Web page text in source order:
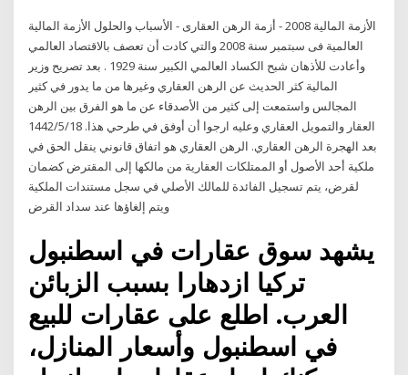
الأزمة المالية 2008 - أزمة الرهن العقارى - الأسباب والحلول الأزمة المالية
العالمية فى سبتمبر سنة 2008 والتي كادت أن تعصف بالاقتصاد العالمي
وأعادت للأذهان شبح الكساد العالمي الكبير سنة 1929 . بعد تصريح وزير
المالية كثر الحديث عن الرهن العقاري وغيرها من ما يدور في كثير
المجالس واستمعت إلى كثير من الأصدقاء عن ما هو الفرق بين الرهن
العقار والتمويل العقاري وعليه ارجوا أن أوفق في طرحي هذا. 18‏‏/5‏‏/1442
بعد الهجرة الرهن العقاري. الرهن العقاري هو اتفاق قانوني ينقل الحق في
ملكية أحد الأصول أو الممتلكات العقارية من مالكها إلى المقترض كضمان
لقرض، يتم تسجيل الفائدة للمالك الأصلي في سجل مستندات الملكية
ويتم إلغاؤها عند سداد القرض
يشهد سوق عقارات في اسطنبول
تركيا ازدهارا بسبب الزبائن
العرب. اطلع على عقارات للبيع
في اسطنبول وأسعار المنازل،